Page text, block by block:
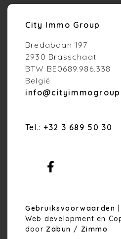
City Immo Group
Bredabaan 197
2930 Brasschaat
BTW BE0689.986.338
België
Tel.: +32 3 689 50 30
Gebruiksvoorwaarden
Web development en
door Zabun / Zimmo